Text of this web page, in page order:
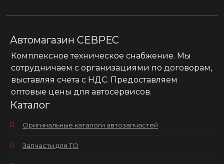
Автомагазин СЕВРЕС
Комплексное техническое снабжение. Мы
сотрудничаем с организациями по договорам,
выставляя счета с НДС. Предоставляем
оптовые цены для автосервисов.
Каталог
Оригинальные каталоги автозапчастей
Запчасти для ТО